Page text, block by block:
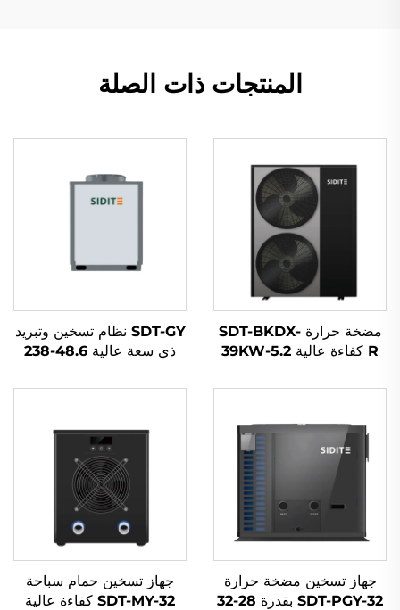
المنتجات ذات الصلة
مضخة حرارة SDT-BKDX-
R كفاءة عالية 5.2-39KW
نظام تبريد موفر للطاقة
SDT-GY نظام تسخين وتبريد
ذي سعة عالية 48.6-238
لولبي غاز R410A مضخة
الكبيرة والاستخدام المنزلي
جهاز تسخين مضخة حرارة
SDT-PGY-32 بقدرة 28-32
جهاز تسخين حمام سباحة
SDT-MY-32 كفاءة عالية